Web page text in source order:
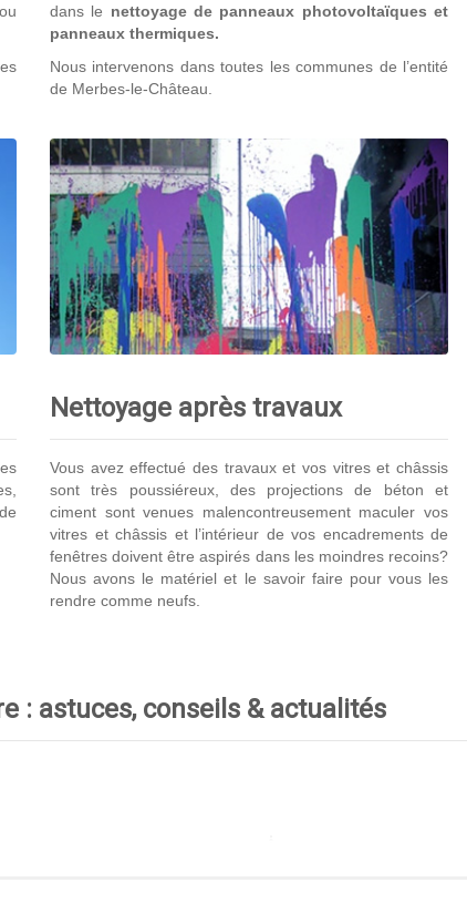
dans le nettoyage de panneaux photovoltaïques et
panneaux thermiques.
Nous intervenons dans toutes les communes de l’entité
de Merbes-le-Château.
Nettoyage après travaux
Vous avez effectué des travaux et vos vitres et châssis
sont très poussiéreux, des projections de béton et
ciment sont venues malencontreusement maculer vos
vitres et châssis et l’intérieur de vos encadrements de
fenêtres doivent être aspirés dans les moindres recoins?
Nous avons le matériel et le savoir faire pour vous les
rendre comme neufs.
: astuces, conseils & actualités